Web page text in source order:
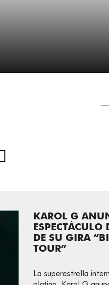
KAROL G
ESPECTÁCULO
DE SU GIRA
TOUR”
La superestrella